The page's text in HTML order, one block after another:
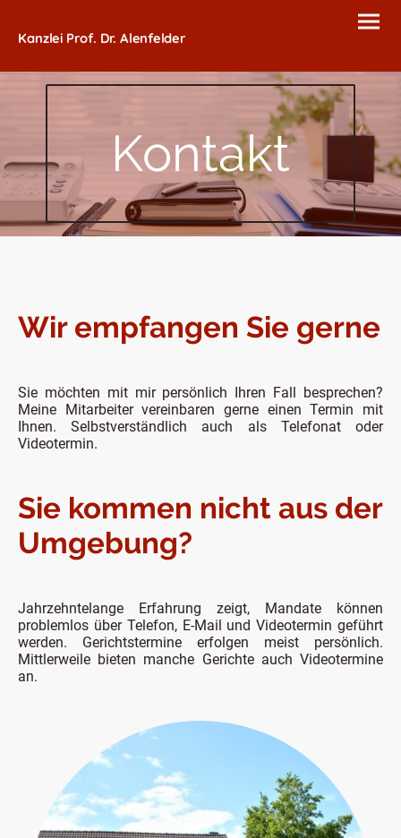
Kanzlei Prof. Dr. Alenfelder
Kontakt
Wir empfangen Sie gerne
Sie möchten mit mir persönlich Ihren Fall besprechen?
Meine Mitarbeiter vereinbaren gerne einen Termin mit
Ihnen. Selbstverständlich auch als Telefonat oder
Videotermin.
Sie kommen nicht aus der
Umgebung?
Jahrzehntelange Erfahrung zeigt, Mandate können
problemlos über Telefon, E-Mail und Videotermin geführt
werden. Gerichtstermine erfolgen meist persönlich.
Mittlerweile bieten manche Gerichte auch Videotermine
an.